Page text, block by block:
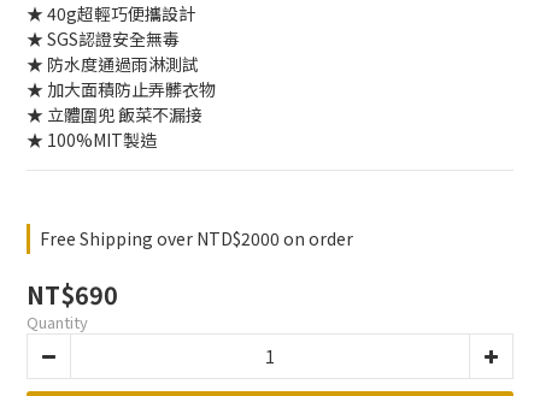
★ 40g超輕巧便攜設計
★ SGS認證安全無毒
★ 防水度通過雨淋測試
★ 加大面積防止弄髒衣物
★ 立體圍兜 飯菜不漏接
★ 100%MIT製造
Free Shipping over NTD$2000 on order
NT$690
Quantity